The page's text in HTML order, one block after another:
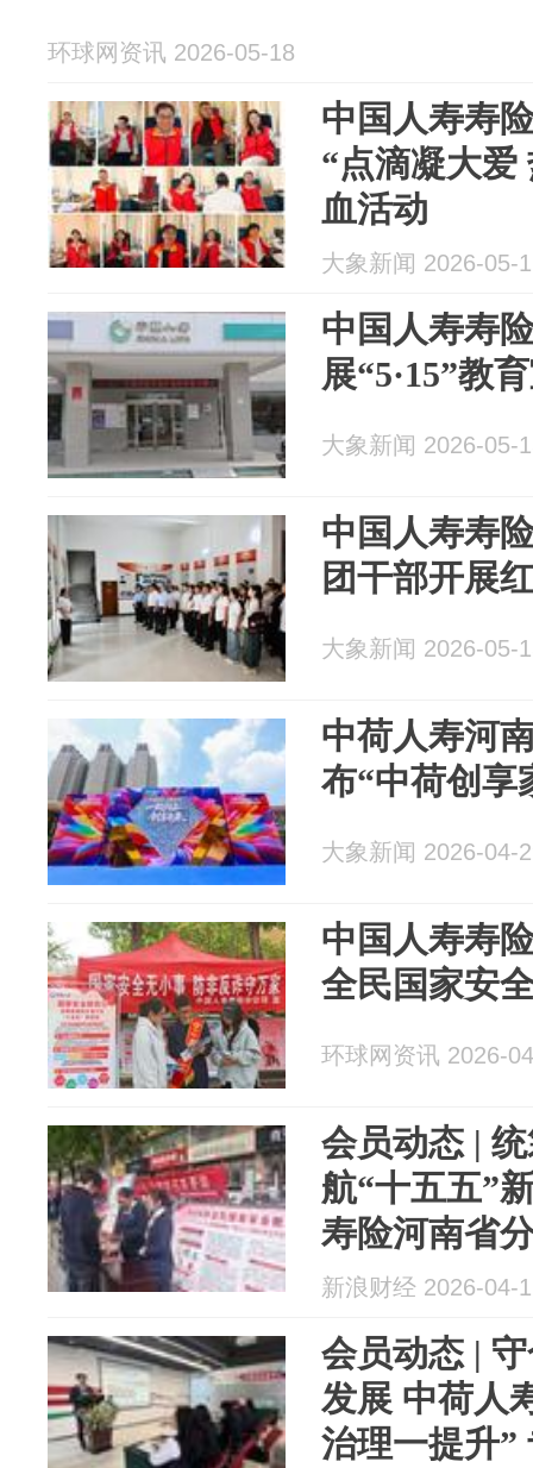
环球网资讯 2026-05-18
中国人寿寿
“点滴凝大爱
血活动
大象新闻 2026-05-
中国人寿寿
展“5·15”教
大象新闻 2026-05-
中国人寿寿
团干部开展
大象新闻 2026-05-
中荷人寿河
布“中荷创享
大象新闻 2026-04-
中国人寿寿
全民国家安
环球网资讯 2026-
会员动态 |
航“十五五”
寿险河南省
新浪财经 2026-04-
会员动态 |
发展 中荷人
治理一提升”